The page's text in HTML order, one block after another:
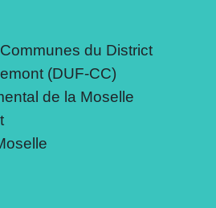
du District
(DUF-CC)
de la Moselle